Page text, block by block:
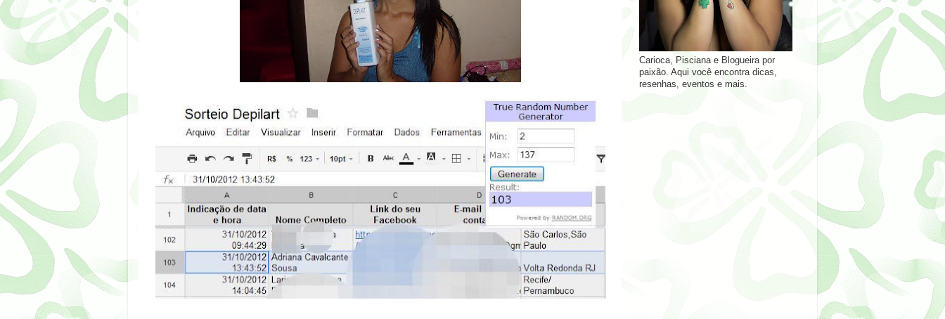
Carioca, Pisciana e Blogueira por
paixão. Aqui você encontra dicas,
resenhas, eventos e mais.